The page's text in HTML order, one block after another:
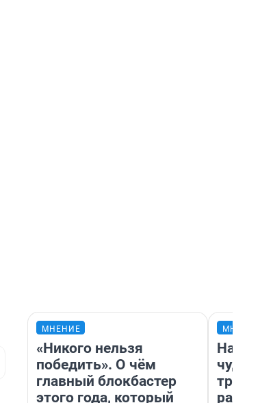
МНЕНИЕ
«Никого нельзя
победить». О чём
главный блокбастер
этого года, который